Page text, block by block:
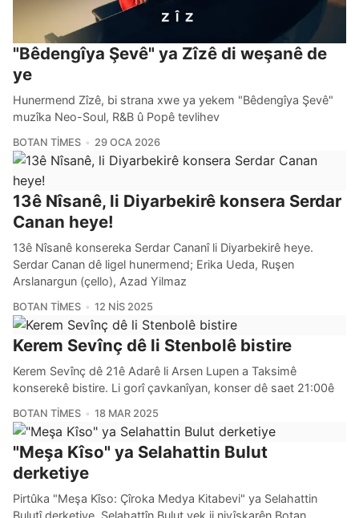
"Bêdengîya Şevê" ya Zîzê di weşanê de
ye
Hunermend Zîzê, bi strana xwe ya yekem "Bêdengîya Şevê"
muzîka Neo-Soul, R&B û Popê tevlihev
BOTAN TIMES 29 OCA 2026
13ê Nîsanê, li Diyarbekirê konsera Serdar
Canan heye!
13ê Nîsanê konsereka Serdar Cananî li Diyarbekirê heye.
Serdar Canan dê ligel hunermend; Erika Ueda, Ruşen
Arslanargun (çello), Azad Yilmaz
BOTAN TIMES 12 NIS 2025
Kerem Sevînç dê li Stenbolê bistire
Kerem Sevînç dê 21ê Adarê li Arsen Lupen a Taksimê
konserekê bistire. Li gorî çavkanîyan, konser dê saet 21:00ê
BOTAN TIMES 18 MAR 2025
"Meşa Kîso" ya Selahattin Bulut
derketiye
Pirtûka "Meşa Kîso: Çîroka Medya Kitabevi" ya Selahattin
Bulutî derketiye. Selahattîn Bulut yek ji nivîskarên Botan